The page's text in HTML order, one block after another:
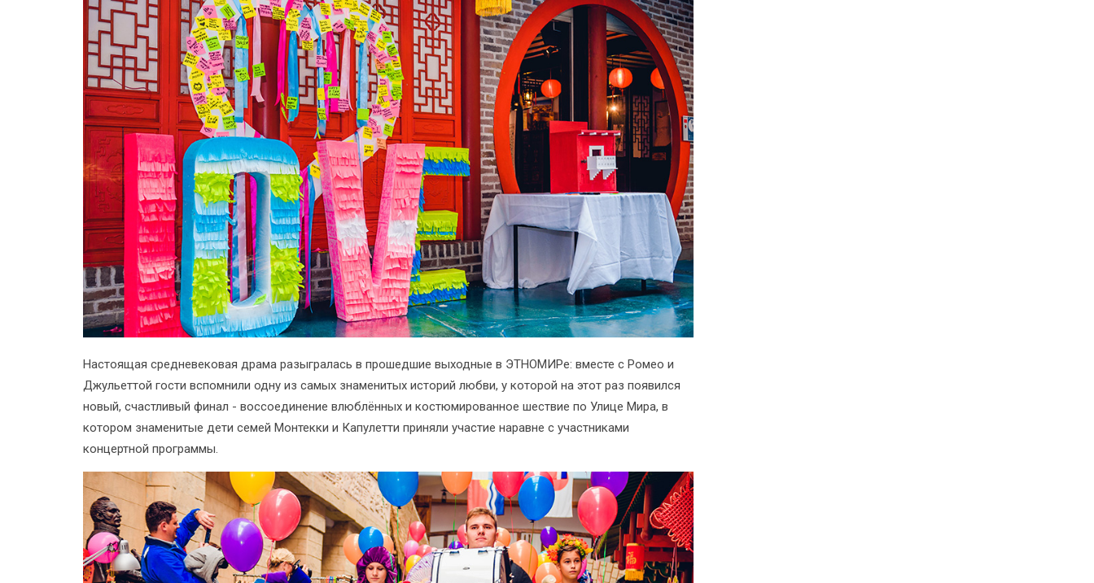
Настоящая средневековая драма разыгралась в прошедшие выходные в ЭТНОМИРе: вместе с Ромео и
Джульеттой гости вспомнили одну из самых знаменитых историй любви, у которой на этот раз появился
новый, счастливый финал - воссоединение влюблённых и костюмированное шествие по Улице Мира, в
котором знаменитые дети семей Монтекки и Капулетти приняли участие наравне с участниками
концертной программы.